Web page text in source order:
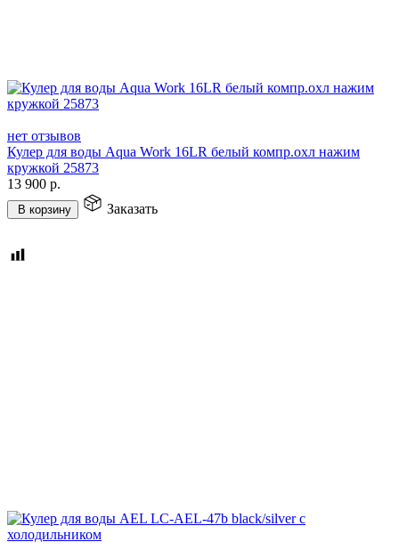
нет отзывов
Кулер для воды Aqua Work 16LR белый компр.охл нажим
кружкой 25873
13 900 р.
В корзину Заказать